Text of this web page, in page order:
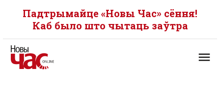
Падтрымайце «Новы Час» сёння!
Каб было што чытаць заўтра